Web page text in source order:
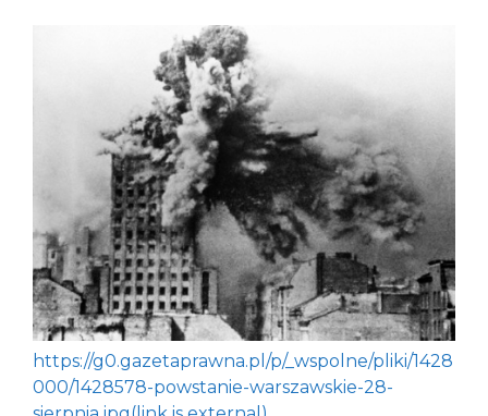
https://g0.gazetaprawna.pl/p/_wspolne/pliki/1428
000/1428578-powstanie-warszawskie-28-